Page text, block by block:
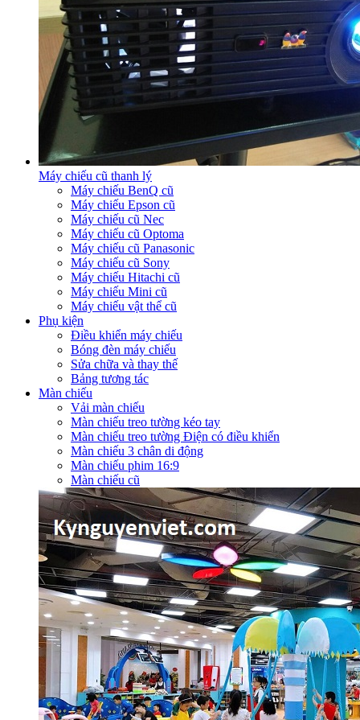
Máy chiếu cũ thanh lý
Máy chiếu BenQ cũ
Máy chiếu Epson cũ
Máy chiếu cũ Nec
Máy chiếu cũ Optoma
Máy chiếu cũ Panasonic
Máy chiếu cũ Sony
Máy chiếu Hitachi cũ
Máy chiếu Mini cũ
Máy chiếu vật thể cũ
Phụ kiện
Điều khiển máy chiếu
Bóng đèn máy chiếu
Sửa chữa và thay thế
Bảng tương tác
Màn chiếu
Vải màn chiếu
Màn chiếu treo tường kéo tay
Màn chiếu treo tường Điện có điều khiển
Màn chiếu 3 chân di động
Màn chiếu phim 16:9
Màn chiếu cũ